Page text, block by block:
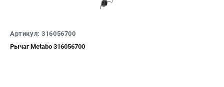
Артикул: 316056700
Рычаг Metabo 316056700